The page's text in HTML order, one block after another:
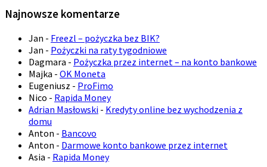
Najnowsze komentarze
Jan - Freezl – pożyczka bez BIK?
Jan - Pożyczki na raty tygodniowe
Dagmara - Pożyczka przez internet – na konto bankowe
Majka - OK Moneta
Eugeniusz - ProFimo
Nico - Rapida Money
Adrian Masłowski - Kredyty online bez wychodzenia z
domu
Anton - Bancovo
Anton - Darmowe konto bankowe przez internet
Asia - Rapida Money